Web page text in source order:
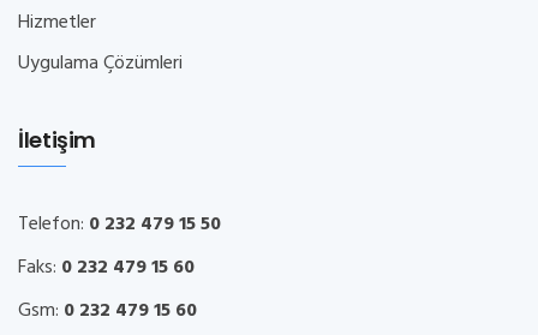
Hizmetler
Uygulama Çözümleri
İletişim
Telefon: 0 232 479 15 50
Faks: 0 232 479 15 60
Gsm: 0 232 479 15 60